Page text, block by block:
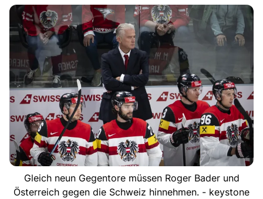
Gleich neun Gegentore müssen Roger Bader und
Österreich gegen die Schweiz hinnehmen. - keystone